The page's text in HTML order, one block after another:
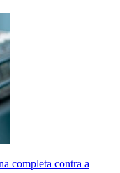
completa contra a